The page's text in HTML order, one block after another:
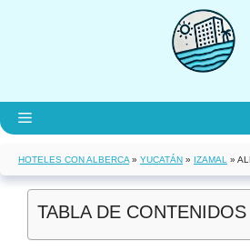
Menú
HOTELES CON ALBERCA » YUCATÁN » IZAMAL »
TABLA DE CONTENIDOS